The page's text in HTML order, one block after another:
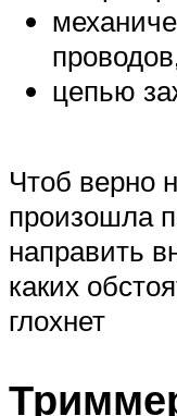
цепью
Чтоб верно
произошла
направить
каких
глохнет